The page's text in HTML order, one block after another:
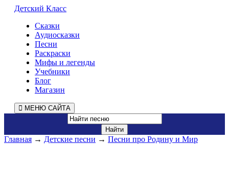
Детский Класс
Сказки
Аудиосказки
Песни
Раскраски
Мифы и легенды
Учебники
Блог
Магазин
МЕНЮ САЙТА
Главная → Детские песни → Песни про Родину и Мир